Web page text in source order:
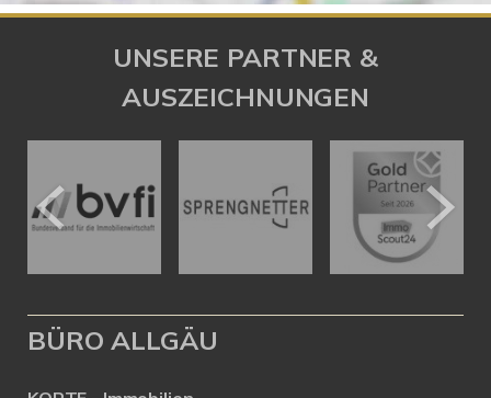
UNSERE PARTNER &
AUSZEICHNUNGEN
BÜRO ALLGÄU